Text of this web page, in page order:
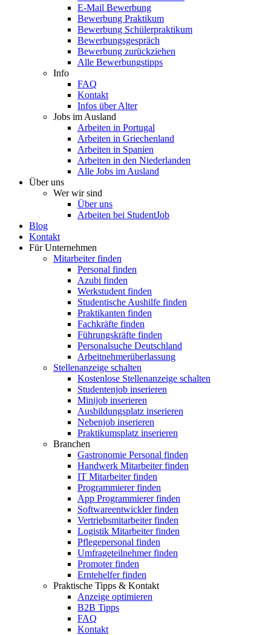
E-Mail Bewerbung
Bewerbung Praktikum
Bewerbung Schülerpraktikum
Bewerbungsgespräch
Bewerbung zurückziehen
Alle Bewerbungstipps
Info
FAQ
Kontakt
Infos über Alter
Jobs im Ausland
Arbeiten in Portugal
Arbeiten in Griechenland
Arbeiten in Spanien
Arbeiten in den Niederlanden
Alle Jobs im Ausland
Über uns
Wer wir sind
Über uns
Arbeiten bei StudentJob
Blog
Kontakt
Für Unternehmen
Mitarbeiter finden
Personal finden
Azubi finden
Werkstudent finden
Studentische Aushilfe finden
Praktikanten finden
Fachkräfte finden
Führungskräfte finden
Personalsuche Deutschland
Arbeitnehmerüberlassung
Stellenanzeige schalten
Kostenlose Stellenanzeige schalten
Studentenjob inserieren
Minijob inserieren
Ausbildungsplatz inserieren
Nebenjob inserieren
Praktikumsplatz inserieren
Branchen
Gastronomie Personal finden
Handwerk Mitarbeiter finden
IT Mitarbeiter finden
Programmierer finden
App Programmierer finden
Softwareentwickler finden
Vertriebsmitarbeiter finden
Logistik Mitarbeiter finden
Pflegepersonal finden
Umfrageteilnehmer finden
Promoter finden
Erntehelfer finden
Praktische Tipps & Kontakt
Anzeige optimieren
B2B Tipps
FAQ
Kontakt